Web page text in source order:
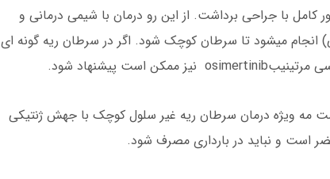
کامل با جراحی برداشت. از این رو درمان با شیمی درمانی و
انجام میشود تا سرطان کوچک شود. اگر در سرطان ریه گونه ای
مه ویژه درمان سرطان ریه غیر سلول کوچک با جهش ژنتیکی
است و نباید در بارداری مصرف شود.